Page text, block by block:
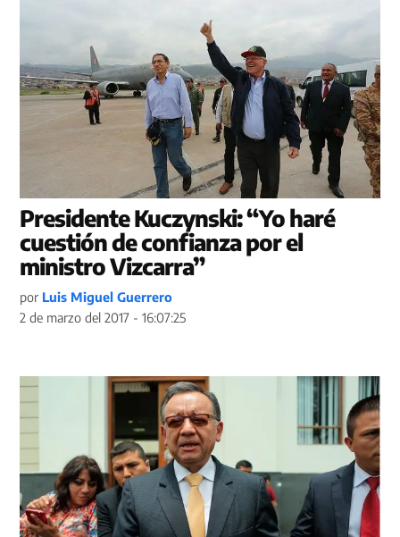
Presidente Kuczynski: “Yo haré
cuestión de confianza por el
ministro Vizcarra”
por Luis Miguel Guerrero
2 de marzo del 2017 - 16:07:25